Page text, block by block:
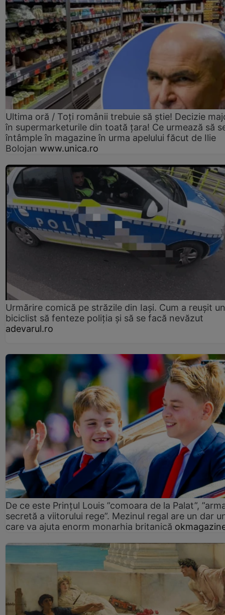
Ultima oră / Toți românii trebuie să știe! Decizie
în supermarketurile din toată țara! Ce urmează să
întâmple în magazine în urma apelului făcut de Ilie
Bolojan www.unica.ro
Urmărire comică pe străzile din Iași. Cum a reușit un
biciclist să fenteze poliția și să se facă nevăzut
adevarul.ro
De ce este Prințul Louis ”comoara de la Palat”,
secretă a viitorului rege”. Mezinul regal are un dar
care va ajuta enorm monarhia britanică